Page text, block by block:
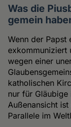
Was die
gemein
Wenn der Papst
exkommuniziert
wegen einer
katholischen
nur für Gläubige
Außenansicht
Parallele im